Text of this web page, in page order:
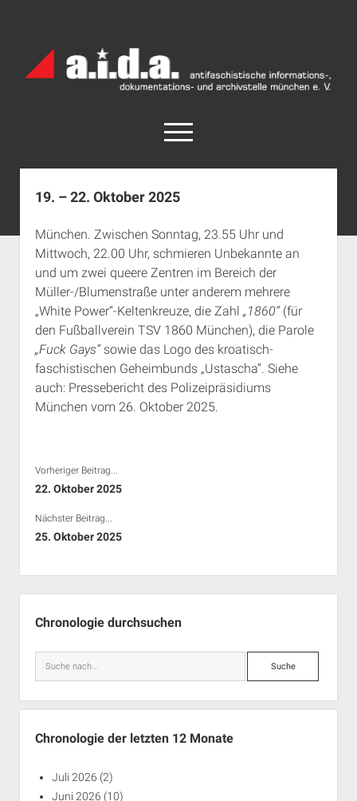
Archiv
München
open
menu
facebook
rss info@aida-archiv.de
Aktuelles
Termine
open
dropdown
menu
Antifaschistische Termine im Süden
Antifaschistische Termine in München
Rechte Termine im Süden
Rechte Termine München
Chronologie
Das Archiv
open
dropdown
menu
a.i.d.a. e. V. unterstützen
Über a.i.d.a.
RSS-Feeds, Twitter & Facebook
Impressum
19. – 22. Oktober 2025
München. Zwischen Sonntag, 23.55 Uhr und
Mittwoch, 22.00 Uhr, schmieren Unbekannte an
und um zwei queere Zentren im Bereich der
Müller-/Blumenstraße unter anderem mehrere
„White Power“-Keltenkreuze, die Zahl „1860“(für
den Fußballverein TSV 1860 München), die Parole
„Fuck Gays“sowie das Logo des kroatisch-
faschistischen Geheimbunds „Ustascha“. Siehe
auch: Pressebericht des Polizeipräsidiums
München vom 26. Oktober 2025.
Vorheriger Beitrag...
22. Oktober 2025
Nächster Beitrag...
25. Oktober 2025
Chronologie durchsuchen
Suche
Chronologie der letzten 12 Monate
Juli 2026 (2)
Juni 2026 (10)